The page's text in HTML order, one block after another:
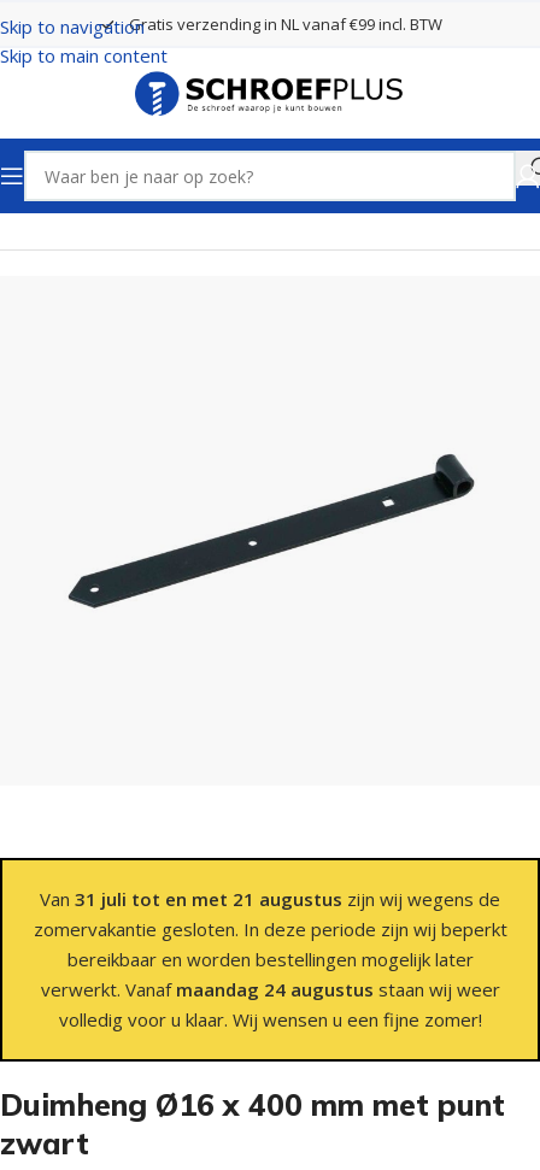
Skip to navigation
Skip to main content
Gratis verzending in NL vanaf €99 incl. BTW
Home Poort- en hekbeslag Hengen Zwart
Van 31 juli tot en met 21 augustus zijn wij wegens de
zomervakantie gesloten. In deze periode zijn wij beperkt
bereikbaar en worden bestellingen mogelijk later
verwerkt. Vanaf maandag 24 augustus staan wij weer
volledig voor u klaar. Wij wensen u een fijne zomer!
Duimheng Ø16 x 400 mm met punt
zwart